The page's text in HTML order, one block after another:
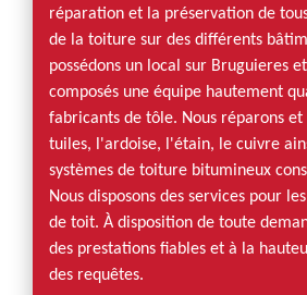
réparation et la préservation de
de la toiture sur des différents
possédons un local sur Bruguieres
composés une équipe hautement
fabricants de tôle. Nous réparons
tuiles, l'ardoise, l'étain, le cuivre
systèmes de toiture bitumineux
Nous disposons des services pour
de toit. À disposition de toute
des prestations fiables et à la
des requêtes.